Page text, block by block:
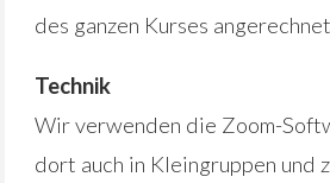
des ganzen Kurses
Technik
Wir verwenden die Zoom-
dort auch in Kleingruppen und